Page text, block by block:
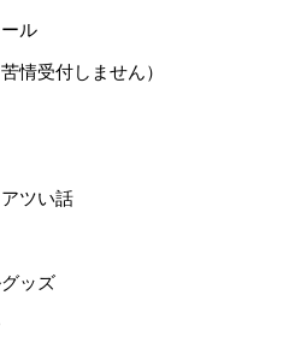
ル
情受付しません）
ツい話
ッズ